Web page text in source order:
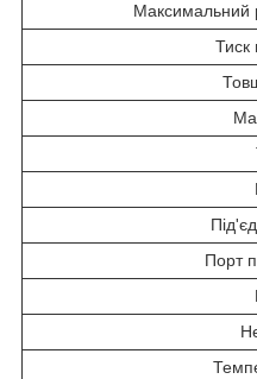
Максимальний
Тиск
Порт